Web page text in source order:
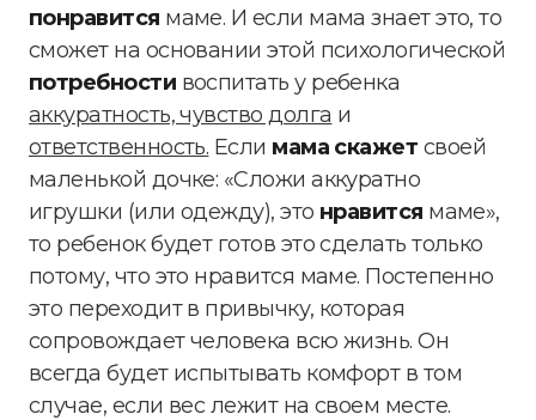
понравится маме. И если мама знает это, то
сможет на основании этой психологической
потребности воспитать у ребенка
аккуратность, чувство долга и
ответственность. Если мама скажет своей
маленькой дочке: «Сложи аккуратно
игрушки (или одежду), это нравится маме»,
то ребенок будет готов это сделать только
потому, что это нравится маме. Постепенно
это переходит в привычку, которая
сопровождает человека всю жизнь. Он
всегда будет испытывать комфорт в том
случае, если вес лежит на своем месте.